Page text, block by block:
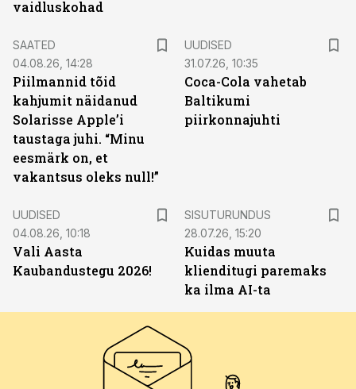
vaidluskohad
SAATED
04.08.26, 14:28
Piilmannid tõid
kahjumit näidanud
Solarisse Apple’i
taustaga juhi. “Minu
eesmärk on, et
vakantsus oleks null!”
UUDISED
31.07.26, 10:35
Coca-Cola vahetab
Baltikumi
piirkonnajuhti
UUDISED
04.08.26, 10:18
Vali Aasta
Kaubandustegu 2026!
SISUTURUNDUS
28.07.26, 15:20
Kuidas muuta
klienditugi paremaks
ka ilma AI-ta